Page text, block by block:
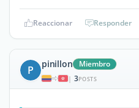
Reaccionar Responder
P pinillon Miembro
| 3POSTS